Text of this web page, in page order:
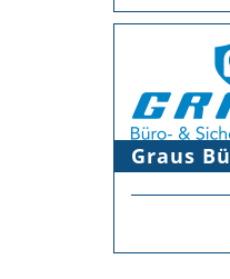
Graus